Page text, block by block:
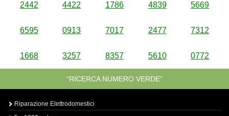
2442 4422 1786 4839 5669
6595 0913 7017 2477 7312
1668 3257 8357 5610 0772
“RICERCA NUMERO VERDE”
Riparazione Elettrodomestici